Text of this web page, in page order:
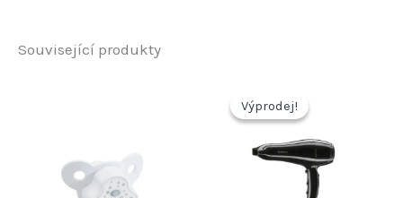
Související produkty
Výprodej!
Výprodej!